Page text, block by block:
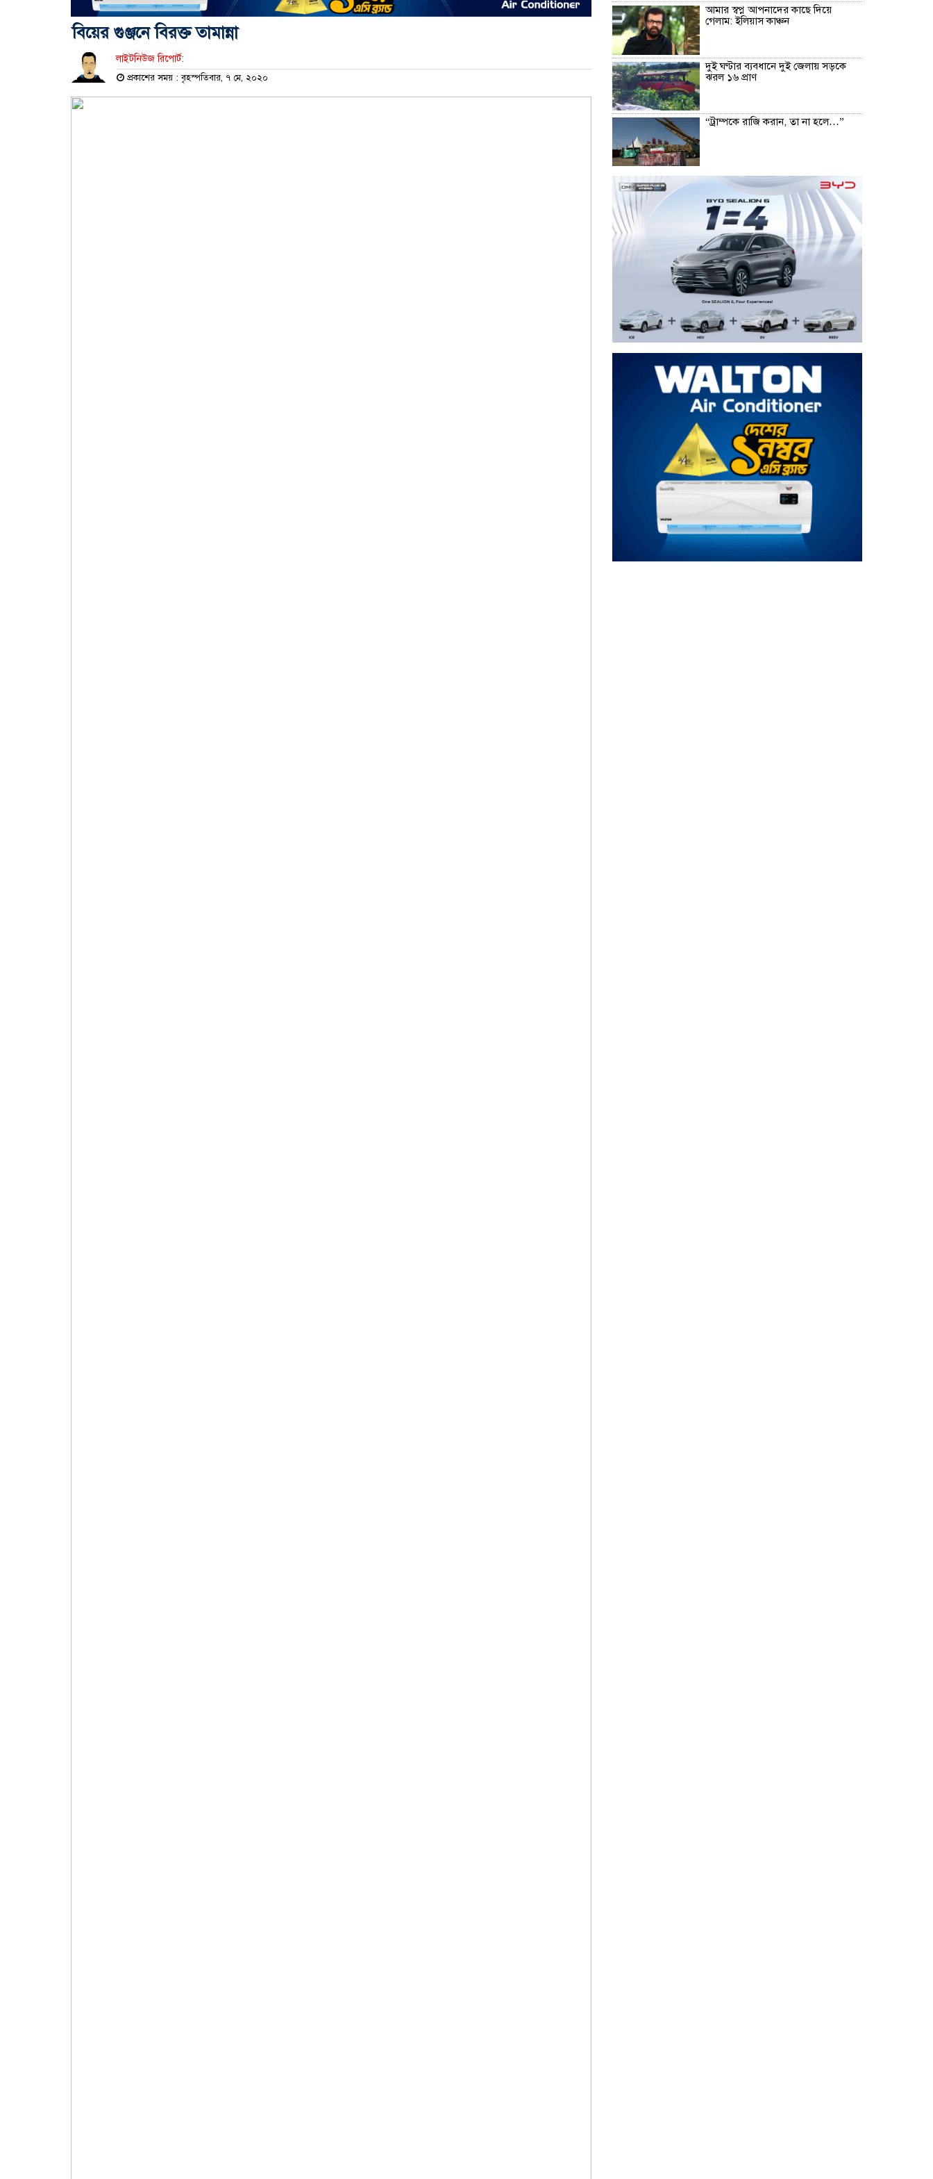
বিয়ের গুঞ্জনে বিরক্ত তামান্না
লাইটনিউজ রিপোর্ট:
প্রকাশের সময় : বৃহস্পতিবার, ৭ মে, ২০২০
আমার স্বপ্ন আপনাদের কাছে দিয়ে
গেলাম: ইলিয়াস কাঞ্চন
দুই ঘণ্টার ব্যবধানে দুই জেলায় সড়কে
ঝরল ১৬ প্রাণ
“ট্রাম্পকে রাজি করান, তা না হলে…”
সিলেটে দুই বাসের সংঘর্ষে নিহত ৮
সব জল্পনার অবসান, রিয়াল মাদ্রিদেই
২০৩২ সাল পর্যন্ত থাকছেন ভিনিসিউস
রুশ ক্ষেপণাস্ত্র রুখতে কেন ব্যর্থ ইউক্রেন
বেঁচে আছি ভালো আছি, এটাই সবচেয়ে
বড় কথা: মৌসুমী মৌ
বিয়ের ৬ মাস পেরোনোর আগেই তারকা
দম্পতির বিচ্ছেদের গুঞ্জন
দেশের সব বিমানবন্দরে নিরাপত্তা
জোরদারের নির্দেশ
শীর্ষ মাদক কারবারিদের নির্মোহ তালিকা
তৈরি হচ্ছে: স্বরাষ্ট্রমন্ত্রী